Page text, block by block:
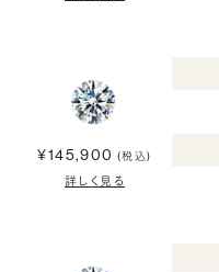
¥145,900 (税込)
詳しく見る